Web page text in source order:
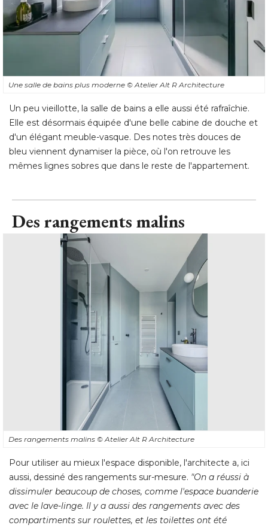
Une salle de bains plus moderne © Atelier Alt R Architecture
Un peu vieillotte, la salle de bains a elle aussi été rafraîchie.
Elle est désormais équipée d'une belle cabine de douche et
d'un élégant meuble-vasque. Des notes très douces de
bleu viennent dynamiser la pièce, où l'on retrouve les
mêmes lignes sobres que dans le reste de l'appartement.
Des rangements malins
Des rangements malins © Atelier Alt R Architecture
Pour utiliser au mieux l'espace disponible, l'architecte a, ici
aussi, dessiné des rangements sur-mesure. "On a réussi à
dissimuler beaucoup de choses, comme l'espace buanderie
avec le lave-linge. Il y a aussi des rangements avec des
compartiments sur roulettes, et les toilettes ont été